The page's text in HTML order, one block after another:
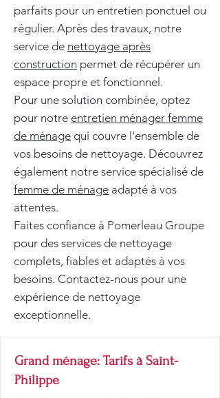
parfaits pour un entretien ponctuel ou
régulier. Après des travaux, notre
service de nettoyage après
construction permet de récupérer un
espace propre et fonctionnel.
Pour une solution combinée, optez
pour notre entretien ménager femme
de ménage qui couvre l'ensemble de
vos besoins de nettoyage. Découvrez
également notre service spécialisé de
femme de ménage adapté à vos
attentes.
Faites confiance à Pomerleau Groupe
pour des services de nettoyage
complets, fiables et adaptés à vos
besoins. Contactez-nous pour une
expérience de nettoyage
exceptionnelle.
Grand ménage: Tarifs à Saint-
Philippe